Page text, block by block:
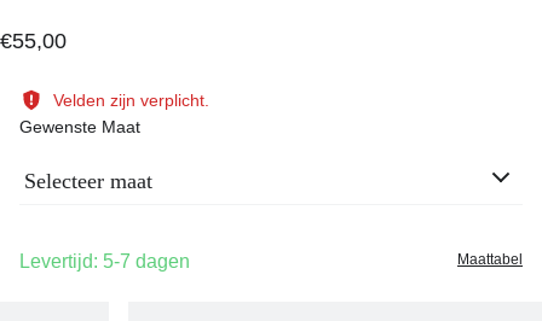
€55,00
Velden zijn verplicht.
Gewenste Maat
Selecteer maat
Maattabel
Levertijd: 5-7 dagen